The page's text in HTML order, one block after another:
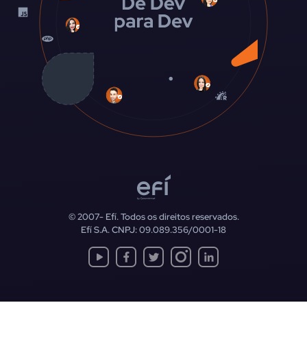
© 2007-Efí. Todos os direitos reservados.
Efí S.A. CNPJ: 09.089.356/0001-18